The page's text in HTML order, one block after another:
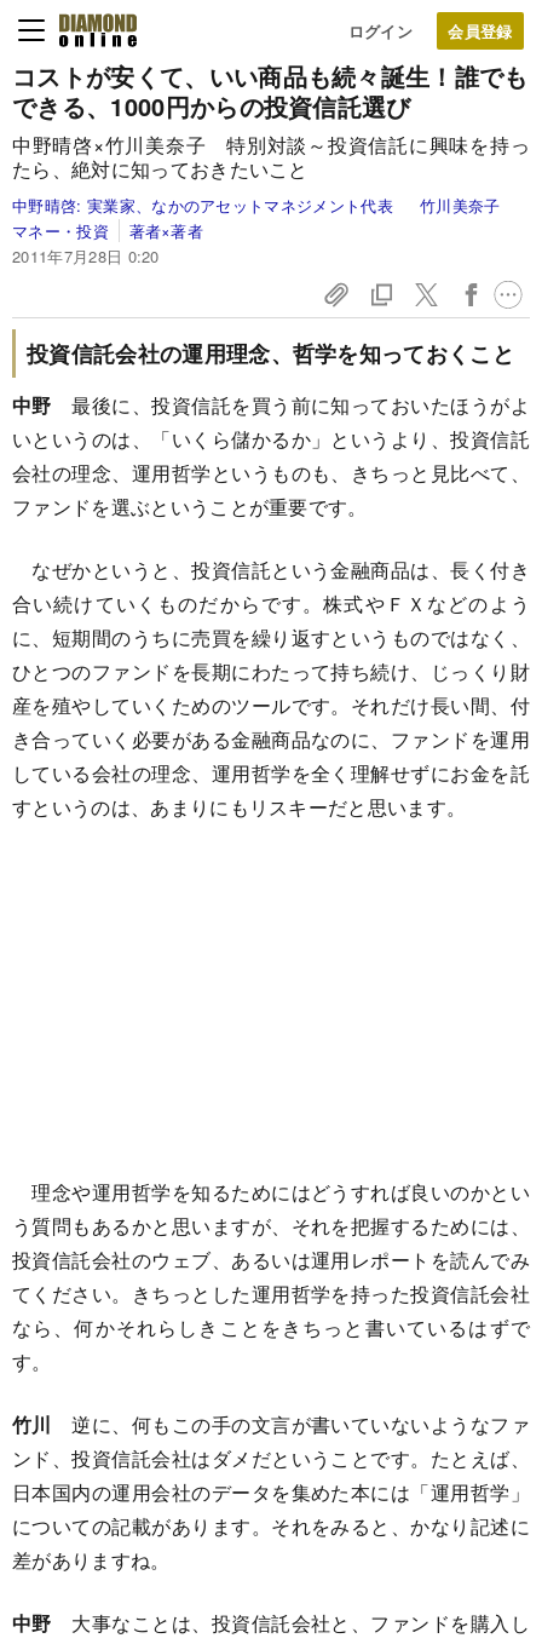
ログイン
コストが安くて、いい商品も続々誕生！ 誰でも
できる、1000円からの投資信託選び
中野晴啓×竹川美奈子 特別対談～投資信託に興味を持っ
たら、絶対に知っておきたいこと
中野晴啓: 実業家、なかのアセットマネジメント代表
竹川美奈子
マネー・投資
著者×著者
2011年7月28日 0:20
投資信託会社の運用理念、哲学を知っておくこと
中野 最後に、投資信託を買う前に知っておいたほうがよ
いというのは、「いくら儲かるか」というより、投資信託
会社の理念、運用哲学というものも、きちっと見比べて、
ファンドを選ぶということが重要です。
なぜかというと、投資信託という金融商品は、長く付き
合い続けていくものだからです。株式やＦＸなどのよう
に、短期間のうちに売買を繰り返すというものではなく、
ひとつのファンドを長期にわたって持ち続け、じっくり財
産を殖やしていくためのツールです。それだけ長い間、付
き合っていく必要がある金融商品なのに、ファンドを運用
している会社の理念、運用哲学を全く理解せずにお金を託
すというのは、あまりにもリスキーだと思います。
理念や運用哲学を知るためにはどうすれば良いのかとい
う質問もあるかと思いますが、それを把握するためには、
投資信託会社のウェブ、あるいは運用レポートを読んでみ
てください。きちっとした運用哲学を持った投資信託会社
なら、何かそれらしきことをきちっと書いているはずで
す。
竹川 逆に、何もこの手の文言が書いていないようなファ
ンド、投資信託会社はダメだということです。たとえば、
日本国内の運用会社のデータを集めた本には「運用哲学」
についての記載があります。それをみると、かなり記述に
差がありますね。
中野 大事なことは、投資信託会社と、ファンドを購入し